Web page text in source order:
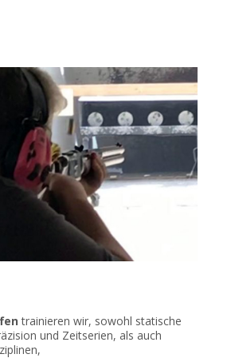
trainieren wir, sowohl statische
und Zeitserien, als auch